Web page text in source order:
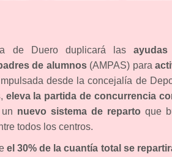
de Duero duplicará las
de alumnos(AMPAS) para
desde la concejalía de
eleva la partida de concurrencia
nuevo sistema de reparto que
todos los centros.
el 30% de la cuantía total se